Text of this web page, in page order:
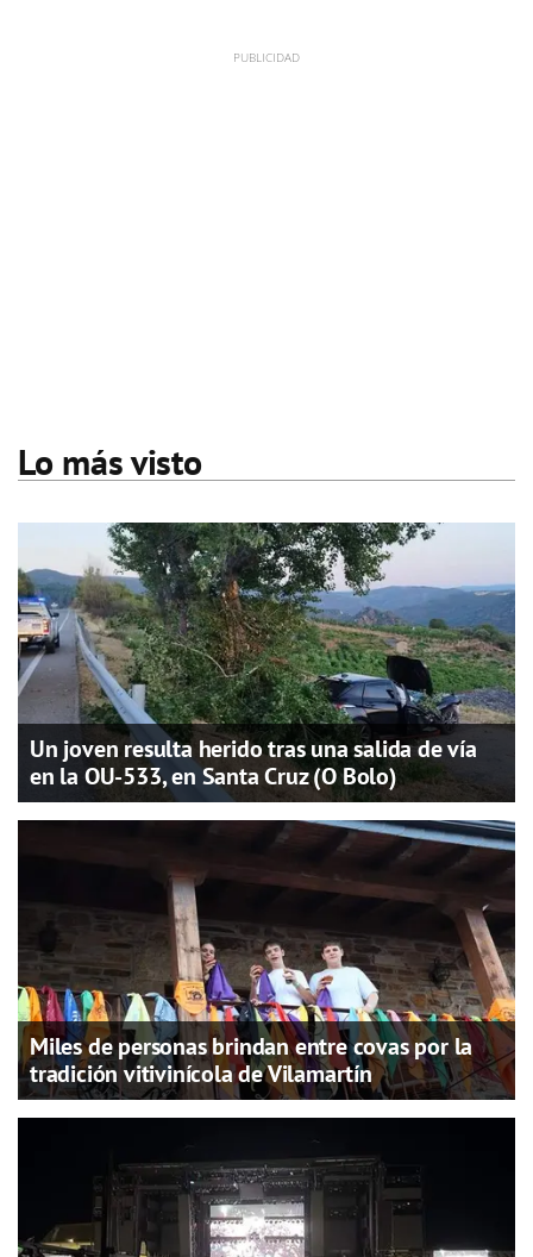
Lo más visto
Un joven resulta herido tras una salida de vía
en la OU-533, en Santa Cruz (O Bolo)
Miles de personas brindan entre covas por la
tradición vitivinícola de Vilamartín